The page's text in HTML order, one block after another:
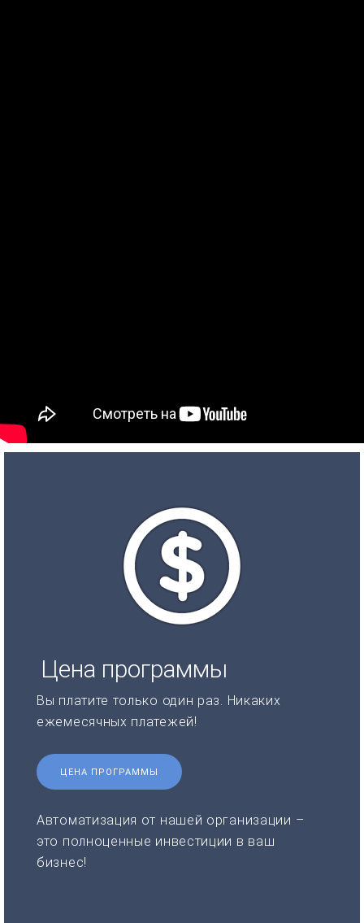
Цена программы
Вы платите только один раз. Никаких
ежемесячных платежей!
ЦЕНА ПРОГРАММЫ
Автоматизация от нашей организации –
это полноценные инвестиции в ваш
бизнес!